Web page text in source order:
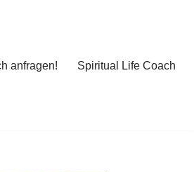
anfragen! Spiritual Life Coach